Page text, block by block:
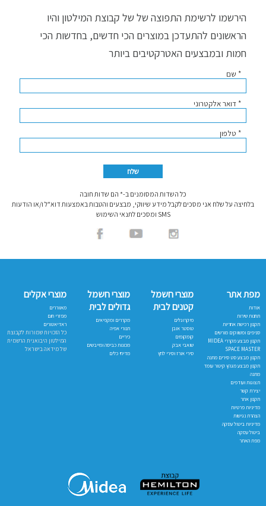
הירשמו לרשימת התפוצה של של קבוצת המילטון והיו
הראשונים להתעדכן במוצרים הכי חדשים, בחדשות הכי
חמות ובמבצעים האטרקטיבים ביותר
* שם
* דואר אלקטרוני
* טלפון
כל השדות המסומנים ב-* הם שדות חובה
בלחיצה על שלח אני מסכים לקבל מידע שיווקי, מבצעים והטבות באמצעות דוא"ל ו/או הודעות
SMS ומסכים לתנאי השימוש
מפת אתר
אודות
תחנות שירות
תקנון רכישת אחריות
סניפים ומשווקים מורשים
תקנון מבצע מקררי MIDEA
SPACE MASTER
תקנון מבצע סט סירים מתנה
תקנון מבצע מגהץ קיטור עומד
מתנה
תצוגות ועודפים
יצירת קשר
תקנון אתר
מדיניות פרטיות
הצהרת נגישות
מדיניות ביטול עסקה
ביטול עסקה
מפת האתר
מוצרי חשמל
קטנים לבית
מיקרוגלים
טוסטר אובן
קומקומים
שואבי אבק
סירי אורז וסירי לחץ
מוצרי חשמל
גדולים לבית
מקררים ומקפיאים
תנורי אפיה
כיריים
מכונות כביסה ומייבשים
מדיחי כלים
מוצרי אקלים
מאווררים
מפזרי חום
ראדיאטורים
כל הזכויות שמורות לקבוצת
המילטון היבואנית הרשמית
של מידאה בישראל